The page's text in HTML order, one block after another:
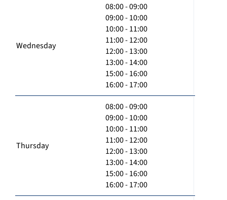
Wednesday
08:00 - 09:00
09:00 - 10:00
10:00 - 11:00
11:00 - 12:00
12:00 - 13:00
13:00 - 14:00
15:00 - 16:00
16:00 - 17:00
Thursday
08:00 - 09:00
09:00 - 10:00
10:00 - 11:00
11:00 - 12:00
12:00 - 13:00
13:00 - 14:00
15:00 - 16:00
16:00 - 17:00